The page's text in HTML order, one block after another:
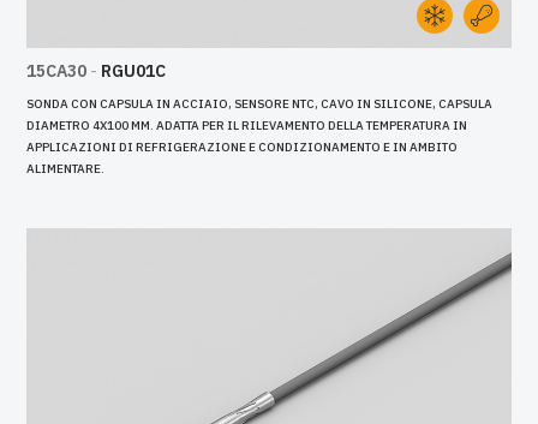
15CA30 - RGU01C
SONDA CON CAPSULA IN ACCIAIO, SENSORE NTC, CAVO IN SILICONE, CAPSULA
DIAMETRO 4X100 MM. ADATTA PER IL RILEVAMENTO DELLA TEMPERATURA IN
APPLICAZIONI DI REFRIGERAZIONE E CONDIZIONAMENTO E IN AMBITO
ALIMENTARE.